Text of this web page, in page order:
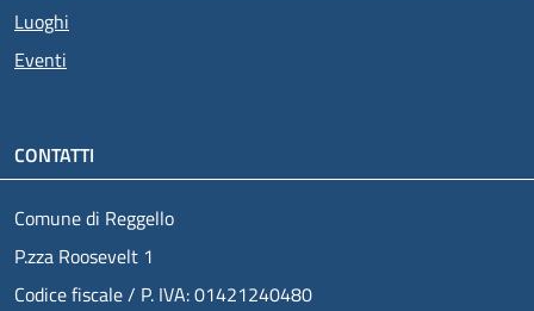
Luoghi
Eventi
CONTATTI
Comune di Reggello
P.zza Roosevelt 1
Codice fiscale / P. IVA: 01421240480